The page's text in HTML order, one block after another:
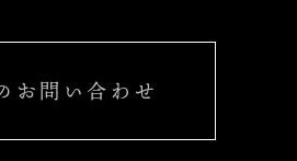
お問い合わせ